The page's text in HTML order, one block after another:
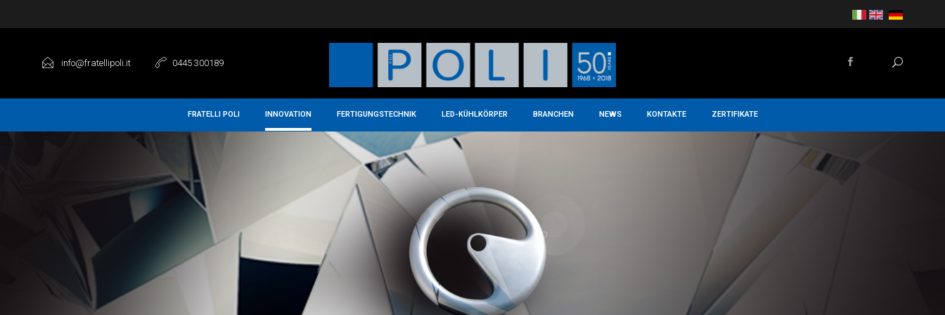
info@fratellipoli.it 0445 300189
FRATELLI POLI INNOVATION FERTIGUNGSTECHNIK LED-KÜHLKÖRPER BRANCHEN NEWS KONTAKTE ZERTIFIKATE